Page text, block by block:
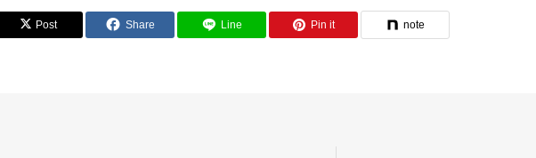
Post Share Line Pin it note